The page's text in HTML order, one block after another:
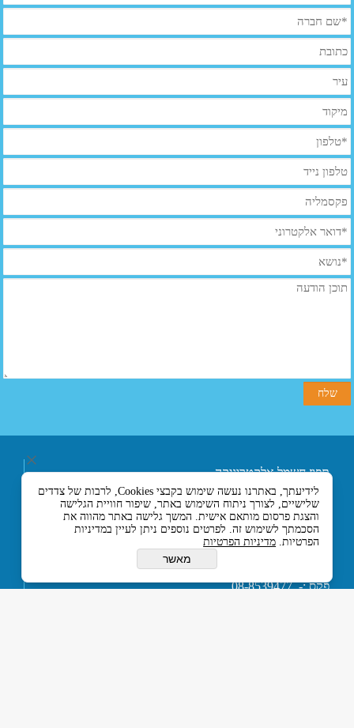
תפוז חשמל אלקטרוניקה
ובקרה בע"מ
רחוב אליעזר בן הורקנוס 5
אזור התעשייה הצפוני,
כניסה מרחוב המסגר, לוד
7129330 ישראל
פקס :- 08-8539477
לידיעתך, באתרנו נעשה שימוש בקבצי Cookies, לרבות של צדדים
שלישיים, לצורך ניתוח השימוש באתר, שיפור חוויית הגלישה
והצגת פרסום מותאם אישית. המשך גלישה באתר מהווה את
הסכמתך לשימוש זה. לפרטים נוספים ניתן לעיין במדיניות
הפרטיות. מדיניות הפרטיות
מאשר